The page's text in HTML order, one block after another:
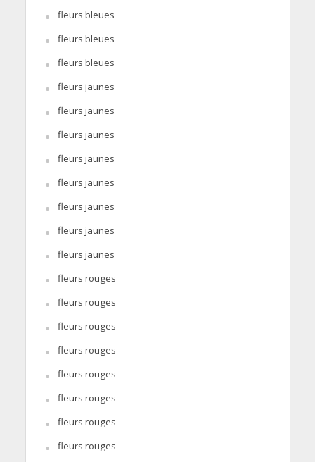
fleurs bleues
fleurs bleues
fleurs bleues
fleurs jaunes
fleurs jaunes
fleurs jaunes
fleurs jaunes
fleurs jaunes
fleurs jaunes
fleurs jaunes
fleurs jaunes
fleurs rouges
fleurs rouges
fleurs rouges
fleurs rouges
fleurs rouges
fleurs rouges
fleurs rouges
fleurs rouges